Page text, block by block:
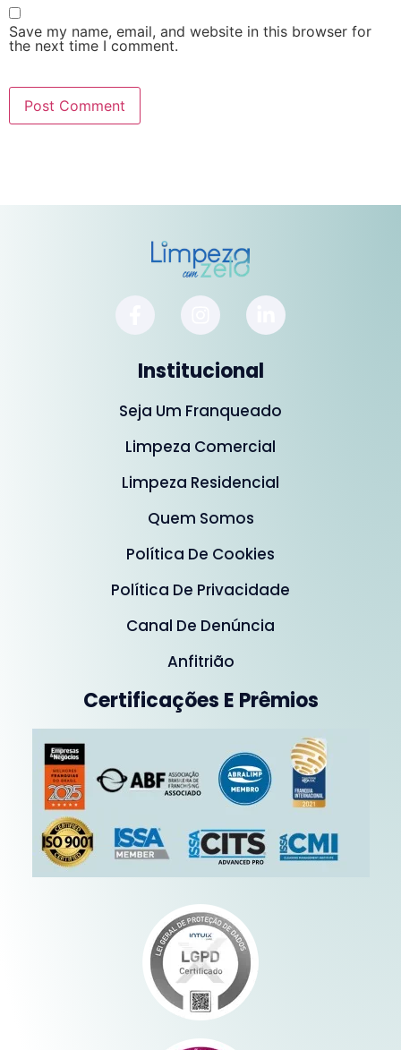
Save my name, email, and website in this browser for
the next time I comment.
Institucional
Seja Um Franqueado
Limpeza Comercial
Limpeza Residencial
Quem Somos
Política De Cookies
Política De Privacidade
Canal De Denúncia
Anfitrião
Certificações E Prêmios